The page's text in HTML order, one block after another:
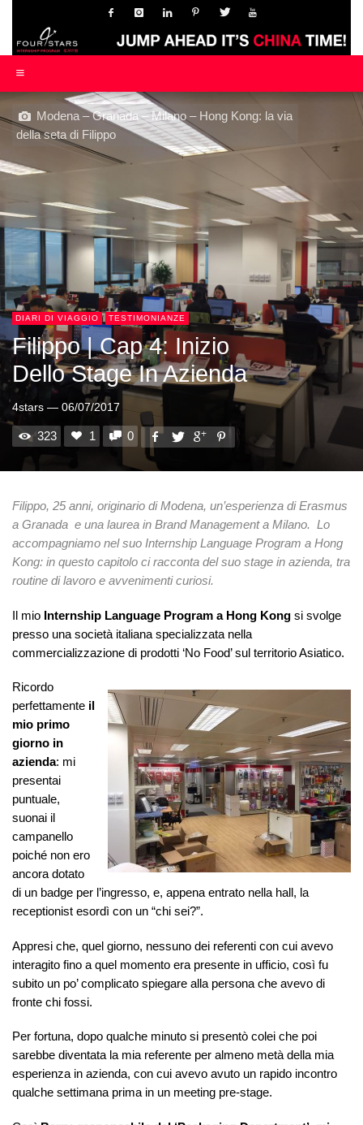
Modena – Granada – Milano – Hong Kong: la via
della seta di Filippo
DIARI DI VIAGGIO TESTIMONIANZE
Filippo | Cap 4: Inizio
Dello Stage In Azienda
4stars — 06/07/2017
323 1 0
Filippo, 25 anni, originario di Modena, un’esperienza di Erasmus
a Granada e una laurea in Brand Management a Milano. Lo
accompagniamo nel suo Internship Language Program a Hong
Kong: in questo capitolo ci racconta del suo stage in azienda, tra
routine di lavoro e avvenimenti curiosi.
Il mio Internship Language Program a Hong Kong si svolge
presso una società italiana specializzata nella
commercializzazione di prodotti ‘No Food’ sul territorio Asiatico.
Ricordo
perfettamente il
mio primo
giorno in
azienda: mi
presentai
puntuale,
suonai il
campanello
poiché non ero
ancora dotato
di un badge per l’ingresso, e, appena entrato nella hall, la
receptionist esordì con un “chi sei?”.
Appresi che, quel giorno, nessuno dei referenti con cui avevo
interagito fino a quel momento era presente in ufficio, così fu
subito un po’ complicato spiegare alla persona che avevo di
fronte chi fossi.
Per fortuna, dopo qualche minuto si presentò colei che poi
sarebbe diventata la mia referente per almeno metà della mia
esperienza in azienda, con cui avevo avuto un rapido incontro
qualche settimana prima in un meeting pre-stage.